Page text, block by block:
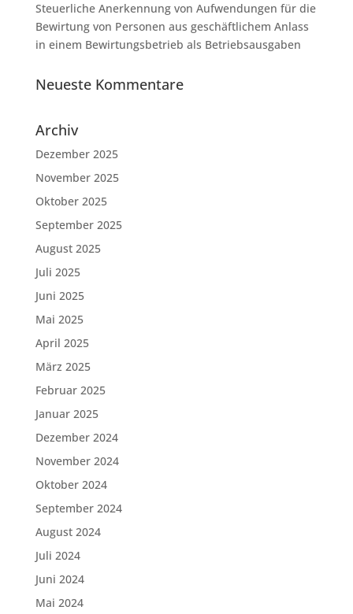
Steuerliche Anerkennung von Aufwendungen für die
Bewirtung von Personen aus geschäftlichem Anlass
in einem Bewirtungsbetrieb als Betriebsausgaben
Neueste Kommentare
Archiv
Dezember 2025
November 2025
Oktober 2025
September 2025
August 2025
Juli 2025
Juni 2025
Mai 2025
April 2025
März 2025
Februar 2025
Januar 2025
Dezember 2024
November 2024
Oktober 2024
September 2024
August 2024
Juli 2024
Juni 2024
Mai 2024